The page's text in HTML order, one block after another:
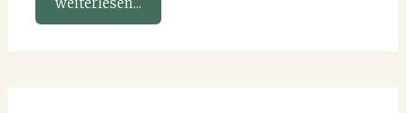
weiterlesen...